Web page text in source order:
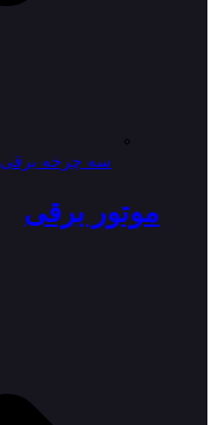
سه چرخه برقی
موتور برقی